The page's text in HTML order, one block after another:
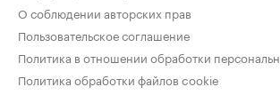
О соблюдении авторских прав
Пользовательское соглашение
Политика в отношении обработки
Политика обработки файлов cookie